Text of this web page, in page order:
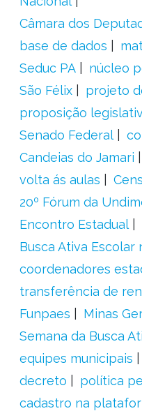
Câmara dos
base de dados
Seduc PA
núcleo
São Félix
projeto
proposição
Senado Federal
Candeias do Jamari
volta ás aulas
20º Fórum da
Encontro Estadual
Busca Ativa Escolar
coordenadores
transferência de
Funpaes
Minas
Semana da Busca
equipes municipais
decreto
política
cadastro na